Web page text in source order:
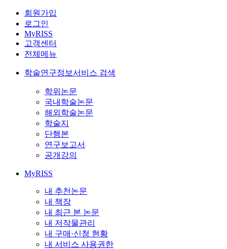
회원가입
로그인
MyRISS
고객센터
전체메뉴
학술연구정보서비스 검색
학위논문
국내학술논문
해외학술논문
학술지
단행본
연구보고서
공개강의
MyRISS
내 추천논문
내 책장
내 최근 본 논문
내 저작물관리
내 구매·신청 현황
내 서비스 사용권한